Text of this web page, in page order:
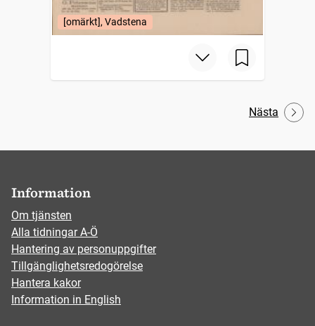
[omärkt], Vadstena
Nästa
Information
Om tjänsten
Alla tidningar A-Ö
Hantering av personuppgifter
Tillgänglighetsredogörelse
Hantera kakor
Information in English